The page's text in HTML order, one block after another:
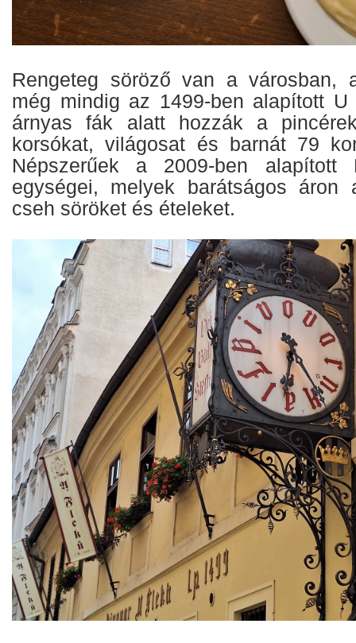
Rengeteg söröző van a városban,
még mindig az 1499-ben alapított
árnyas fák alatt hozzák a
korsókat, világosat és barnát 79
Népszerűek a 2009-ben alapított
egységei, melyek barátságos áron
cseh söröket és ételeket.